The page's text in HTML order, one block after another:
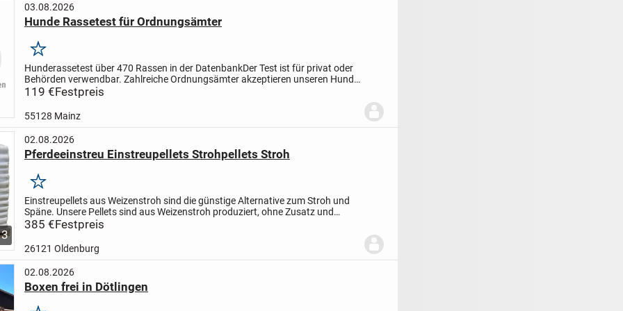
03.08.2026
Hunde Rassetest für Ordnungsämter
Merken
Hunderassetest über 470 Rassen in der DatenbankDer Test ist für privat oder
Behörden verwendbar. Zahlreiche Ordnungsämter akzeptieren unseren Hunde
Rassetest bei möglichen Listenhunden.
119 €Festpreis
55128 Mainz
3
02.08.2026
Pferdeeinstreu Einstreupellets Strohpellets Stroh
Merken
Einstreupellets aus Weizenstroh sind die günstige Alternative zum Stroh und
Späne. Unsere Pellets sind aus Weizenstroh produziert, ohne Zusatz und
Bindemitteln.Die Einstreupellets haben einen...
385 €Festpreis
26121 Oldenburg
02.08.2026
Boxen frei in Dötlingen